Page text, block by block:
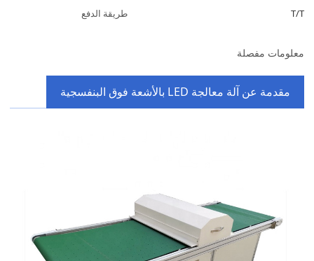
طريقة الدفع
T/T
معلومات مفصلة
مقدمة عنآلة معالجة LED بالأشعة فوق البنفسجية